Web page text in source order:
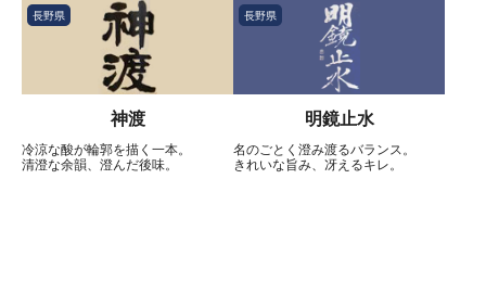
長野県
神渡
冷涼な酸が輪郭を描く一本。
清澄な余韻、澄んだ後味。
長野県
明鏡止水
名のごとく澄み渡るバランス。
きれいな旨み、冴えるキレ。